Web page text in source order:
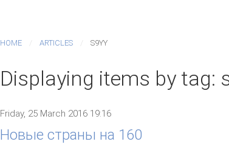
HOME ARTICLES S9YY
Displaying items by tag:
Friday, 25 March 2016 19:16
Новые страны на 160